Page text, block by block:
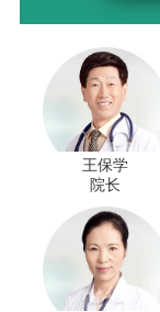
王保学
院长